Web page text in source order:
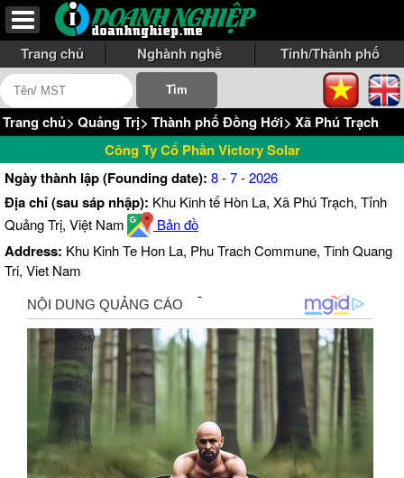
Trang chủ Nghành nghề Tỉnh/Thành phố
Trang chủ> Quảng Trị> Thành phố Đồng Hới> Xã Phú Trạch
Công Ty Cổ Phần Victory Solar
Ngày thành lập (Founding date): 8-7-2026
Địa chỉ (sau sáp nhập): Khu Kinh tế Hòn La, Xã Phú Trạch, Tỉnh
Quảng Trị, Việt Nam
Bản đồ
Address: Khu Kinh Te Hon La, Phu Trach Commune, Tinh Quang
Tri, Viet Nam